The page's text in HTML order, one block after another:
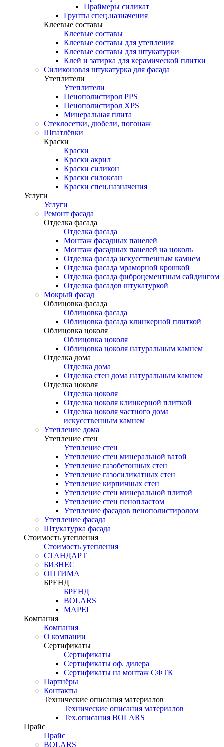
Праймеры силикат
Грунты спец.назначения
Клеевые составы
Клеевые составы
Клеевые составы для утепления
Клеевые составы для штукатурки
Клей и затирка для керамической плитки
Силиконовая штукатурка для фасада
Утеплители
Утеплители
Пенополистирол PPS
Пенополистирол XPS
Минеральная плита
Стеклосетки, дюбели, погонаж
Шпатлёвки
Краски
Краски
Краски акрил
Краски силикон
Краски силоксан
Краски спец.назначения
Услуги
Услуги
Ремонт фасада
Отделка фасада
Отделка фасада
Монтаж фасадных панелей
Монтаж фасадных панелей на цоколь
Отделка фасада искусственным камнем
Отделка фасада мраморной крошкой
Отделка фасада фиброцементным сайдингом
Отделка фасадов штукатуркой
Мокрый фасад
Облицовка фасада
Облицовка фасада
Облицовка фасада клинкерной плиткой
Облицовка цоколя
Облицовка цоколя
Облицовка цоколя натуральным камнем
Отделка дома
Отделка дома
Отделка стен дома натуральным камнем
Отделка цоколя
Отделка цоколя
Отделка цоколя клинкерной плиткой
Отделка цоколя частного дома
искусственным камнем
Утепление дома
Утепление стен
Утепление стен
Утепление стен минеральной ватой
Утепление газобетонных стен
Утепление газосиликатных стен
Утепление кирпичных стен
Утепление стен минеральной плитой
Утепление стен пенопластом
Утепление фасадов пенополистиролом
Утепление фасада
Штукатурка фасада
Стоимость утепления
Стоимость утепления
СТАНДАРТ
БИЗНЕС
ОПТИМА
БРЕНД
БРЕНД
BOLARS
MAPEI
Компания
Компания
О компании
Сертификаты
Сертификаты
Сертификаты оф. дилера
Сертификаты на монтаж СФТК
Партнёры
Контакты
Технические описания материалов
Технические описания материалов
Тех.описания BOLARS
Прайс
Прайс
BOLARS